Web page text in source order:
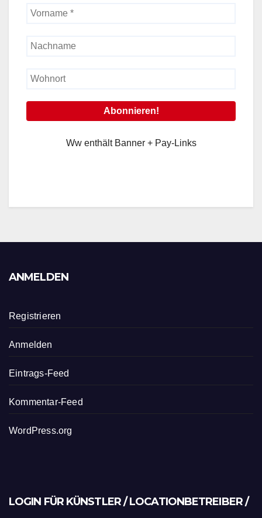
Ww enthält Banner + Pay-Links
ANMELDEN
Registrieren
Anmelden
Eintrags-Feed
Kommentar-Feed
WordPress.org
LOGIN FÜR KÜNSTLER / LOCATIONBETREIBER /